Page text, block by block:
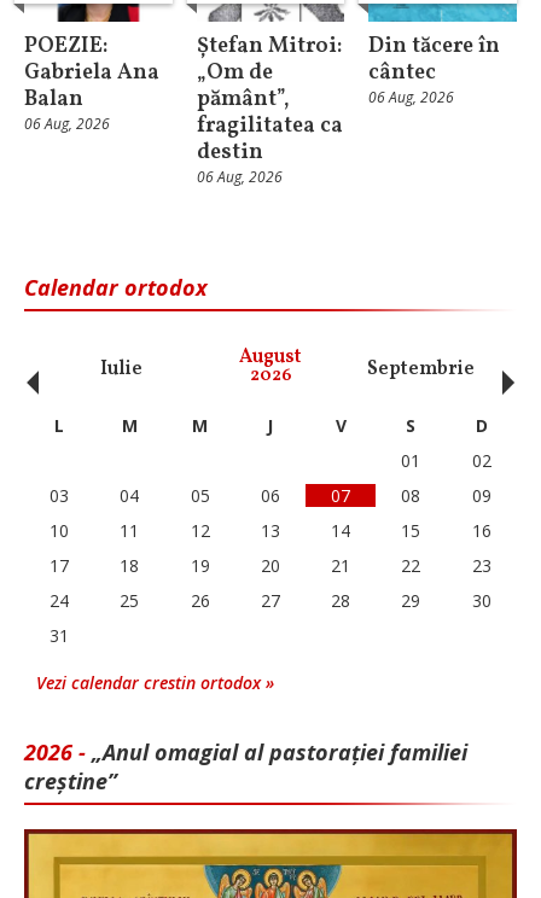
POEZIE:
Gabriela Ana
Balan
06 Aug, 2026
Ștefan Mitroi:
„Om de
pământ”,
fragilitatea ca
destin
06 Aug, 2026
Din tăcere în
cântec
06 Aug, 2026
Calendar ortodox
Iulie August
2026 Septembrie
‹ L M M J V S
D
01
02
03
04 05 06 07 08
09
10
11 12 13 14 15
16
17
18 19 20 21 22
23
24
25 26 27 28 29
30
31
Vezi calendar crestin ortodox »
2026 - „Anul omagial al pastorației familiei
creștine”